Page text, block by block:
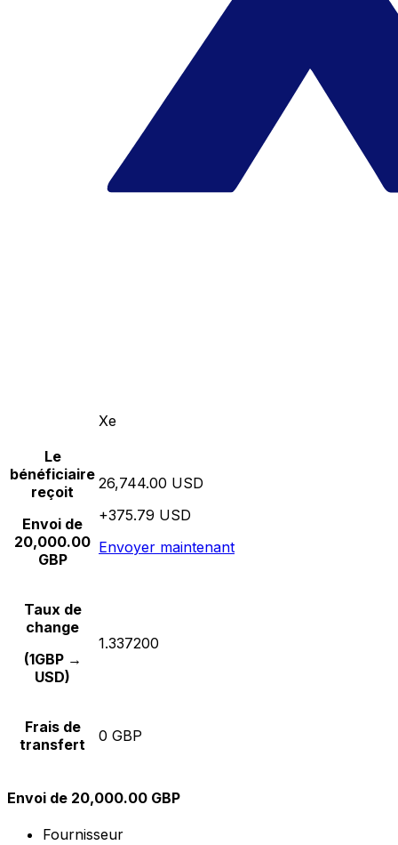
Xe
Le
bénéficiaire
reçoit
Envoi de
20,000.00
GBP
26,744.00 USD
+375.79 USD
Envoyer maintenant
Taux de
change
(1GBP →
USD)
1.337200
Frais de
transfert
0 GBP
Envoi de 20,000.00 GBP
Fournisseur